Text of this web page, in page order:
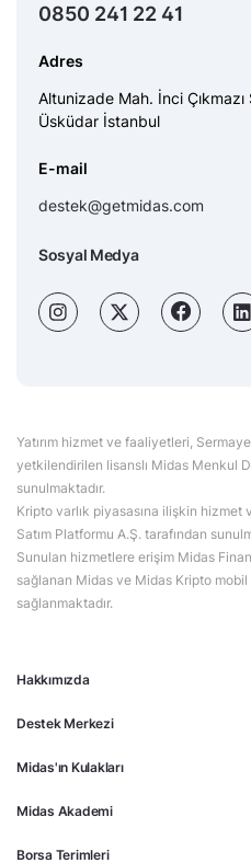
Hakkımızda
Destek Merkezi
Midas'ın Kulakları
Midas Akademi
Borsa Terimleri
0850 241 22 41
Adres
Altunizade Mah. İnci
Üsküdar İstanbul
E-mail
destek@getmidas.com
Sosyal Medya
Yatırım hizmet ve faaliyetleri,
yetkilendirilen lisanslı Midas Menkul
sunulmaktadır.
Kripto varlık piyasasına ilişkin hizmet
Satım Platformu A.Ş. tarafından
Sunulan hizmetlere erişim Midas
sağlanan Midas ve Midas Kripto
sağlanmaktadır.